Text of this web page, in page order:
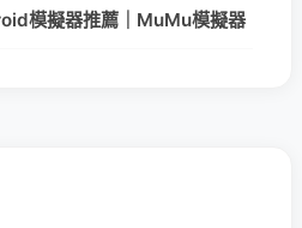
模擬器推薦｜MuMu模擬器